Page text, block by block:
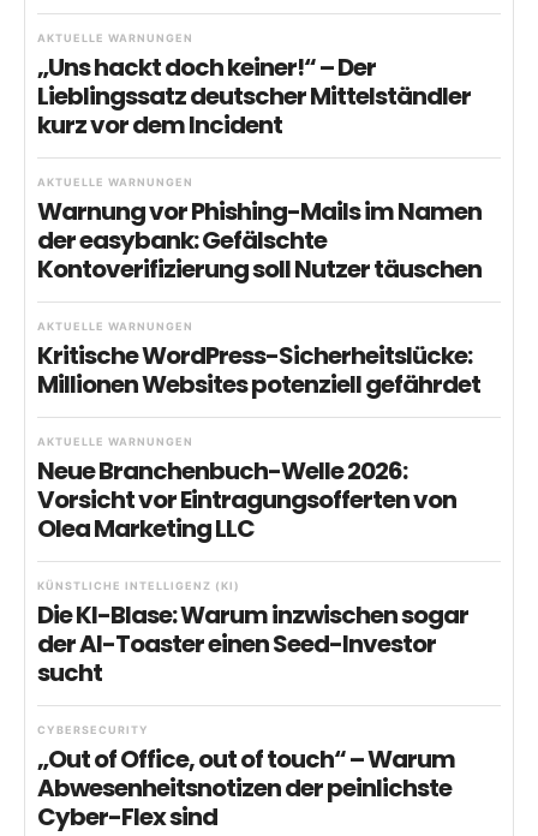
AKTUELLE WARNUNGEN
„Uns hackt doch keiner!“ – Der
Lieblingssatz deutscher Mittelständler
kurz vor dem Incident
AKTUELLE WARNUNGEN
Warnung vor Phishing-Mails im Namen
der easybank: Gefälschte
Kontoverifizierung soll Nutzer täuschen
AKTUELLE WARNUNGEN
Kritische WordPress-Sicherheitslücke:
Millionen Websites potenziell gefährdet
AKTUELLE WARNUNGEN
Neue Branchenbuch-Welle 2026:
Vorsicht vor Eintragungsofferten von
Olea Marketing LLC
KÜNSTLICHE INTELLIGENZ (KI)
Die KI-Blase: Warum inzwischen sogar
der AI-Toaster einen Seed-Investor
sucht
CYBERSECURITY
„Out of Office, out of touch“ – Warum
Abwesenheitsnotizen der peinlichste
Cyber-Flex sind